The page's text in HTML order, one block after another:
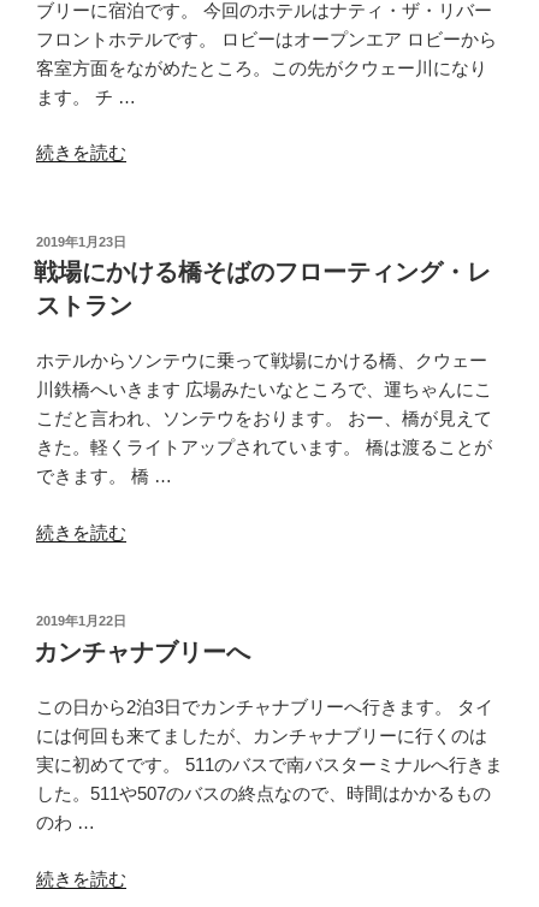
郊
1
日
光”
ブリーに宿泊です。 今回のホテルはナティ・ザ・リバー
フロントホテルです。 ロビーはオープンエア ロビーから
客室方面をながめたところ。この先がクウェー川になり
ます。 チ …
“カ
ャ
ナ
ブ
ー
ナ
テ
ィ・
ザ・
バ
ロ
ン
ホ
テ
ル”
の
続きを読む
投
稿
日:
2019年1月23日
戦場にかける橋そばのフローティング・レ
ストラン
ホテルからソンテウに乗って戦場にかける橋、クウェー
川鉄橋へいきます 広場みたいなところで、運ちゃんにこ
こだと言われ、ソンテウをおります。 おー、橋が見えて
きた。軽くライトアップされています。 橋は渡ることが
できます。 橋 …
“戦
か
け
橋
そ
ば
の
フ
ー
続きを読む
投
稿
日:
2019年1月22日
カンチャナブリーへ
この日から2泊3日でカンチャナブリーへ行きます。 タイ
には何回も来てましたが、カンチャナブリーに行くのは
実に初めてです。 511のバスで南バスターミナルへ行きま
した。511や507のバスの終点なので、時間はかかるもの
のわ …
“カ
続きを読む